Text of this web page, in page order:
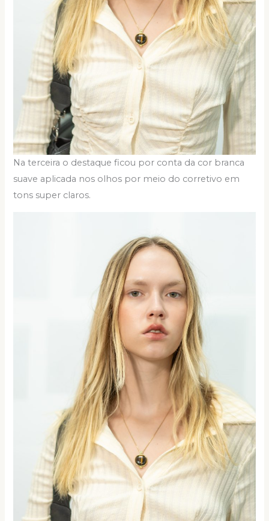
Na terceira o destaque ficou por conta da cor branca
suave aplicada nos olhos por meio do corretivo em
tons super claros.